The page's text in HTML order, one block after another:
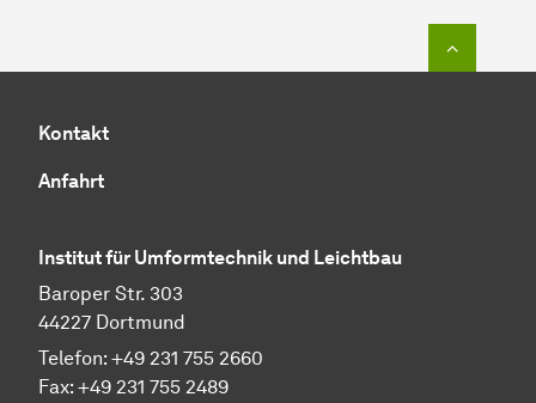
Kontakt
Anfahrt
Institut für Umformtechnik und Leichtbau
Baroper Str. 303
44227 Dortmund
Telefon: +49 231 755 2660
Fax: +49 231 755 2489